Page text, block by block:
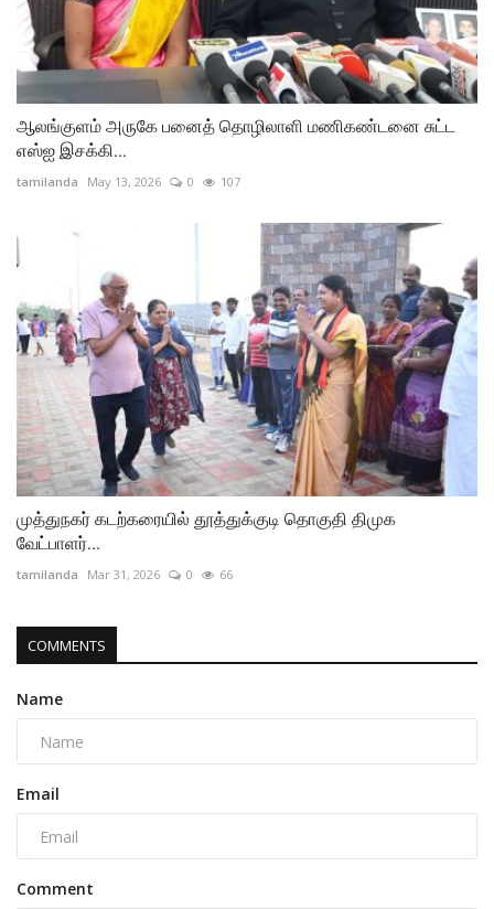
ஆலங்குளம் அருகே பனைத் தொழிலாளி மணிகண்டனை சுட்ட
எஸ்ஐ இசக்கி...
tamilanda May 13, 2026 0 107
முத்துநகர் கடற்கரையில் தூத்துக்குடி தொகுதி திமுக
வேட்பாளர்...
tamilanda Mar 31, 2026 0 66
COMMENTS
Name
Email
Comment